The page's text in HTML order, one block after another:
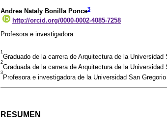
Andrea Nataly Bonilla Ponce3
http://orcid.org/0000-0002-4085-7258
Profesora e investigadora
1
Graduado de la carrera de Arquitectura de la
2
Graduada de la carrera de Arquitectura de la
3
Profesora e investigadora de la Universidad San
RESUMEN